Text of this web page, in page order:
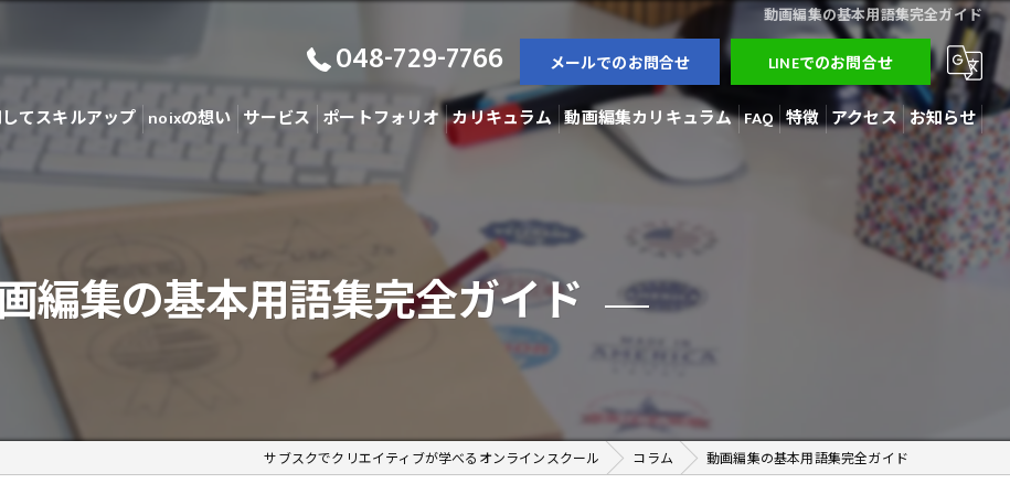
動画編集の基本用語集完全ガイド
048-729-7766 メールでのお問合せ LINEでのお問合せ
てスキルアップ noixの想い サービス ポートフォリオ カリキュラム 動画編集カリキュラム FAQ 特徴
3Dモデラー
アクセス お知らせ
ブログ
コラム
編集の基本用語集完全ガイド
サブスクでクリエイティブが学べるオンラインスクール コラム 動画編集の基本用語集完全ガイド